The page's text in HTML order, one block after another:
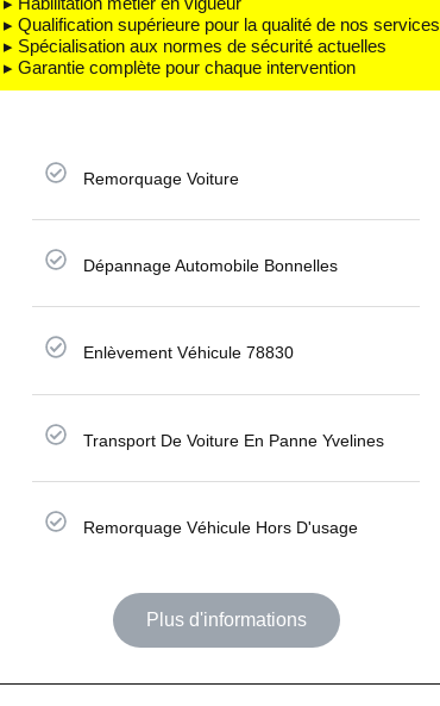
▸ Qualification supérieure pour la qualité de nos services
▸ Spécialisation aux normes de sécurité actuelles
▸ Garantie complète pour chaque intervention
Remorquage Voiture
Dépannage Automobile Bonnelles
Enlèvement Véhicule 78830
Transport De Voiture En Panne Yvelines
Remorquage Véhicule Hors D'usage
Plus d'informations